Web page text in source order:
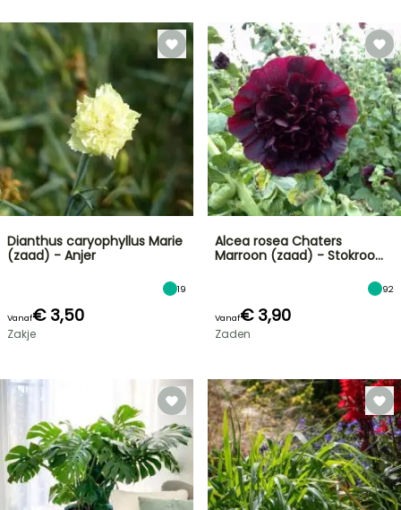
Dianthus caryophyllus Marie
(zaad) - Anjer
19
Vanaf€ 3,50
Zakje
Alcea rosea Chaters
Marroon (zaad) - Stokroo…
92
Vanaf€ 3,90
Zaden